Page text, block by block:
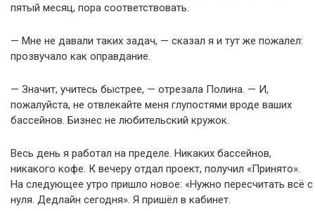
пятый месяц, пора соответствовать.
— Мне не давали таких задач, — сказал я и тут же пожалел:
прозвучало как оправдание.
— Значит, учитесь быстрее, — отрезала Полина. — И,
пожалуйста, не отвлекайте меня глупостями вроде ваших
бассейнов. Бизнес не любительский кружок.
Весь день я работал на пределе. Никаких бассейнов,
никакого кофе. К вечеру отдал проект, получил «Принято».
На следующее утро пришло новое: «Нужно пересчитать всё с
нуля. Дедлайн сегодня». Я пришёл в кабинет.